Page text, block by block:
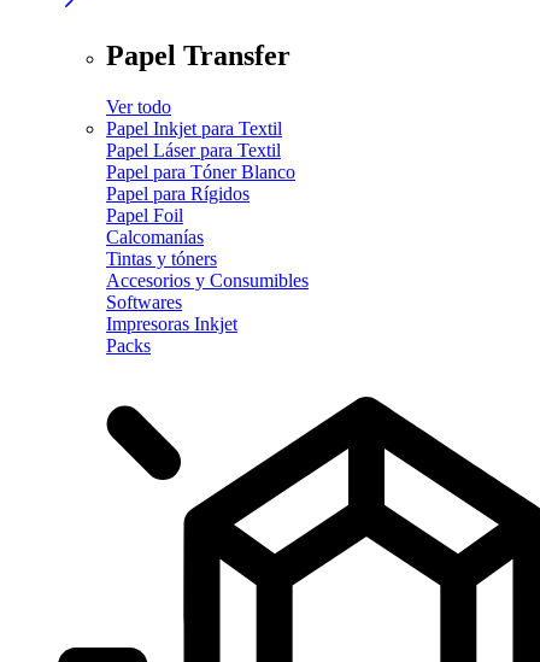
Papel Transfer
Ver todo
Papel Inkjet para Textil
Papel Láser para Textil
Papel para Tóner Blanco
Papel para Rígidos
Papel Foil
Calcomanías
Tintas y tóners
Accesorios y Consumibles
Softwares
Impresoras Inkjet
Packs